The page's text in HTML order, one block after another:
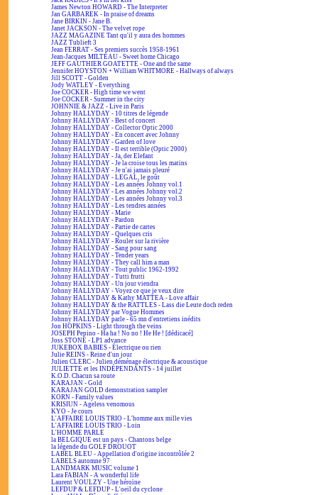
James Newton HOWARD - The Interpreter
Jan GARBAREK - In praise of dreams
Jane BIRKIN - Jane B.
Janet JACKSON - The velvet rope
JAZZ MAGAZINE Tant qu'il y aura des hommes
JAZZ Tublieft 3
Jean FERRAT - Ses premiers succès 1958-1961
Jean-Jacques MILTEAU - Sweet home Chicago
JEFF GAUTHIER GOATETTE - One and the same
Jennifer HOYSTON + William WHITMORE - Hallways of always
Jill SCOTT - Golden
Jody WATLEY - Everything
Joe COCKER - High time we went
Joe COCKER - Summer in the city
JOHNNIE & JAZZ - Live in Paris
Johnny HALLYDAY - 10 titres de légende
Johnny HALLYDAY - Best of concert
Johnny HALLYDAY - Collector Optic 2000
Johnny HALLYDAY - En concert avec Johnny
Johnny HALLYDAY - Garden of love
Johnny HALLYDAY - Il est terrible (Optic 2000)
Johnny HALLYDAY - Ja, der Elefant
Johnny HALLYDAY - Je la croise tous les matins
Johnny HALLYDAY - Je n'ai jamais pleuré
Johnny HALLYDAY - LEGAL, le goût
Johnny HALLYDAY - Les années Johnny vol.1
Johnny HALLYDAY - Les années Johnny vol.2
Johnny HALLYDAY - Les années Johnny vol.3
Johnny HALLYDAY - Les tendres années
Johnny HALLYDAY - Marie
Johnny HALLYDAY - Pardon
Johnny HALLYDAY - Partie de cartes
Johnny HALLYDAY - Quelques cris
Johnny HALLYDAY - Rouler sur la rivière
Johnny HALLYDAY - Sang pour sang
Johnny HALLYDAY - Tender years
Johnny HALLYDAY - They call him a man
Johnny HALLYDAY - Tout public 1962-1992
Johnny HALLYDAY - Tutti frutti
Johnny HALLYDAY - Un jour viendra
Johnny HALLYDAY - Voyez ce que je veux dire
Johnny HALLYDAY & Kathy MATTEA - Love affair
Johnny HALLYDAY & the RATTLES - Lass die Leute doch reden
Johnny HALLYDAY par Vogue Hommes
Johnny HALLYDAY parle - 65 mn d'entretiens inédits
Jon HOPKINS - Light through the veins
JOSEPH Pepino - Ha ha ! No no ! He He ! [dédicacé]
Joss STONE - LP1 advance
JUKEBOX BABIES - Électrique ou rien
Julie REINS - Reine d'un jour
Julien CLERC - Julien déménage électrique & acoustique
JULIETTE et les INDÉPENDANTS - 14 juillet
K.O.D. Chacun sa route
KARAJAN - Gold
KARAJAN GOLD demonstration sampler
KORN - Family values
KRISIUN - Ageless venomous
KYO - Je cours
L'AFFAIRE LOUIS TRIO - L'homme aux mille vies
L'AFFAIRE LOUIS TRIO - Loin
L'HOMME PARLE
la BELGIQUE est un pays - Chantons belge
la légende du GOLF DROUOT
LABEL BLEU - Appellation d'origine incontrôlée 2
LABELS automne 97
LANDMARK MUSIC volume 1
Lara FABIAN - A wonderful life
Laurent VOULZY - Une héroïne
LEFDUP & LEFDUP - L'oeil du cyclone